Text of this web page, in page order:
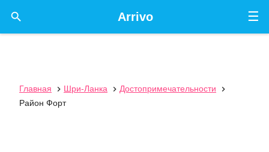
☰
Arrivo

Главная  Шри-Ланка  Достопримечательности

Район Форт